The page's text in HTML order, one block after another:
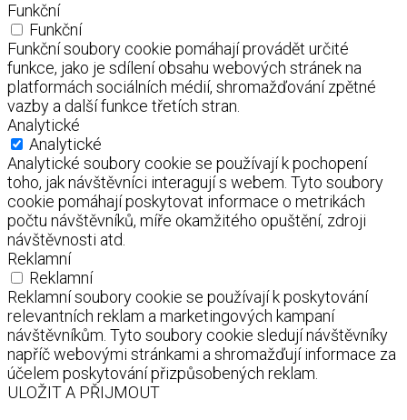
Funkční
Funkční
Funkční soubory cookie pomáhají provádět určité
funkce, jako je sdílení obsahu webových stránek na
platformách sociálních médií, shromažďování zpětné
vazby a další funkce třetích stran.
Analytické
Analytické
Analytické soubory cookie se používají k pochopení
toho, jak návštěvníci interagují s webem. Tyto soubory
cookie pomáhají poskytovat informace o metrikách
počtu návštěvníků, míře okamžitého opuštění, zdroji
návštěvnosti atd.
Reklamní
Reklamní
Reklamní soubory cookie se používají k poskytování
relevantních reklam a marketingových kampaní
návštěvníkům. Tyto soubory cookie sledují návštěvníky
napříč webovými stránkami a shromažďují informace za
účelem poskytování přizpůsobených reklam.
ULOŽIT A PŘIJMOUT